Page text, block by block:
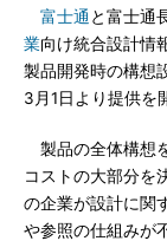
富士通 と富士通
業向け統合設計情
製品開発時の構想
3月1日より提供を
製品の全体構想
コストの大部分を
の企業が設計に関
や参照の仕組みが